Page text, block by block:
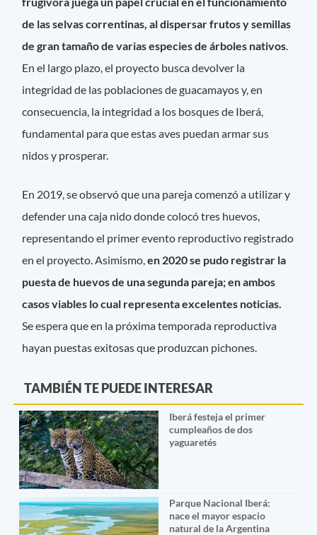
de las selvas correntinas, al dispersar frutos y semillas
de gran tamaño de varias especies de árboles nativos.
En el largo plazo, el proyecto busca devolver la
integridad de las poblaciones de guacamayos y, en
consecuencia, la integridad a los bosques de Iberá,
fundamental para que estas aves puedan armar sus
nidos y prosperar.
En 2019, se observó que una pareja comenzó a utilizar y
defender una caja nido donde colocó tres huevos,
representando el primer evento reproductivo registrado
en el proyecto. Asimismo,en 2020 se pudo registrar la
puesta de huevos de una segunda pareja; en ambos
casos viables lo cual representa excelentes noticias.
Se espera que en la próxima temporada reproductiva
hayan puestas exitosas que produzcan pichones.
TAMBIÉN TE PUEDE INTERESAR
Iberá festeja el primer
cumpleaños de dos
yaguaretés
Parque Nacional Iberá:
nace el mayor espacio
natural de la Argentina